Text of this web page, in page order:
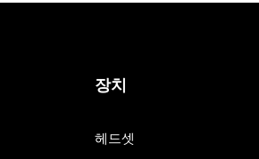
답
장치
헤드셋